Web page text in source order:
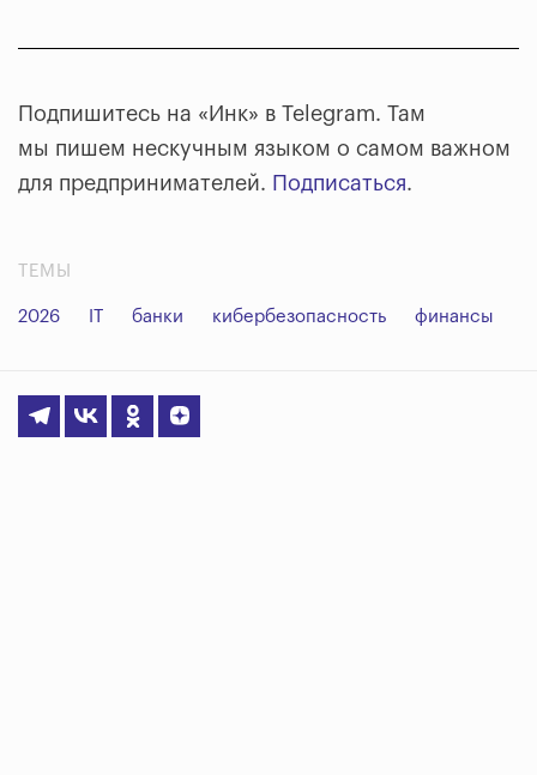
Подпишитесь на «Инк» в Telegram. Там
мы пишем нескучным языком о самом важном
для предпринимателей. Подписаться.
ТЕМЫ
2026 IT банки кибербезопасность финансы